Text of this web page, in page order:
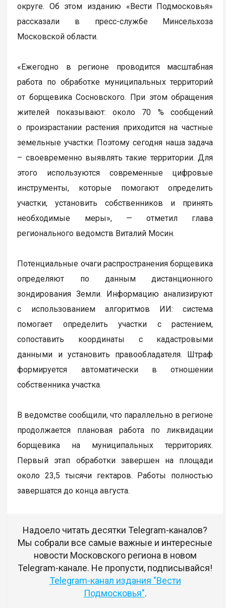
округе. Об этом изданию «Вести Подмосковья»
рассказали в пресс-службе Минсельхоза
Московской области.
«Ежегодно в регионе проводится масштабная
работа по обработке муниципальных территорий
от борщевика Сосновского. При этом обращения
жителей показывают: около 70 % сообщений
о произрастании растения приходится на частные
земельные участки. Поэтому сегодня наша задача
– своевременно выявлять такие территории. Для
этого используются современные цифровые
инструменты, которые помогают определить
участки, установить собственников и принять
необходимые меры», — отметил глава
регионального ведомств Виталий Мосин.
Потенциальные очаги распространения борщевика
определяют по данным дистанционного
зондирования Земли. Информацию анализируют
с использованием алгоритмов ИИ: система
помогает определить участки с растением,
сопоставить координаты с кадастровыми
данными и установить правообладателя. Штраф
формируется автоматически в отношении
собственника участка.
В ведомстве сообщили, что параллельно в регионе
продолжается плановая работа по ликвидации
борщевика на муниципальных территориях.
Первый этап обработки завершен на площади
около 23,5 тысячи гектаров. Работы полностью
завершатся до конца августа.
Надоело читать десятки Telegram-каналов?
Мы собрали все самые важные и интересные
новости Московского региона в новом
Telegram-канале. Не пропусти, подписывайся!
Telegram-канал издания "Вести
Подмосковья".